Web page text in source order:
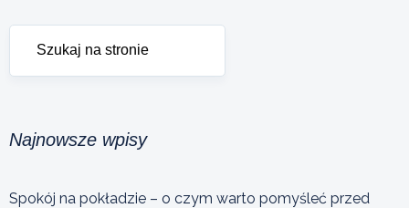
Najnowsze wpisy
Spokój na pokładzie – o czym warto pomyśleć przed